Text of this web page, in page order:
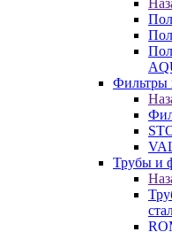
Фильтры
Трубы и